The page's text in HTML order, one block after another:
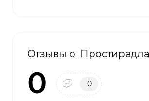
Отзывы о Простирадла
0 0